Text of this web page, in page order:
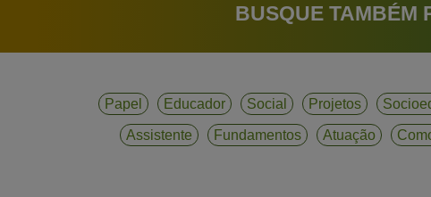
BUSQUE TAMBÉM
Papel Educador Social Projetos
Assistente Fundamentos Atuação